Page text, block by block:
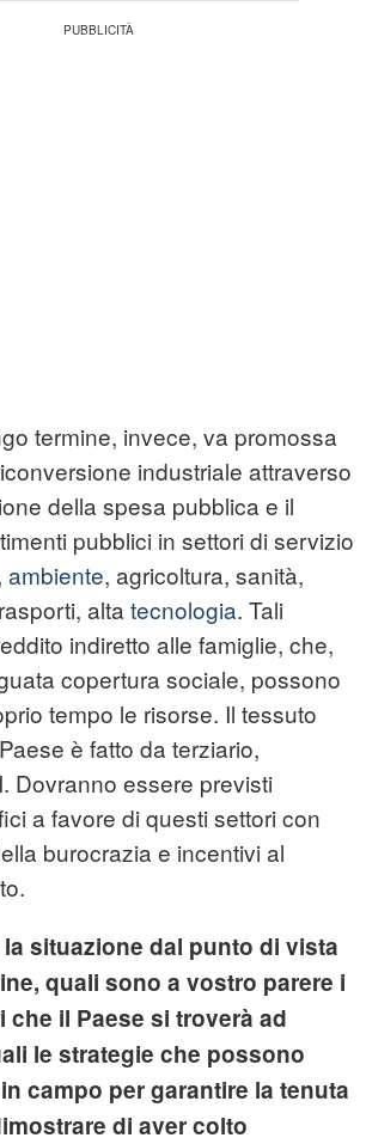
termine, invece, va promossa
industriale attraverso
della spesa pubblica e il
pubblici in settori di servizio
ambiente, agricoltura, sanità,
alta tecnologia. Tali
indiretto alle famiglie, che,
copertura sociale, possono
tempo le risorse. Il tessuto
è fatto da terziario,
Dovranno essere previsti
a favore di questi settori con
burocrazia e incentivi al
situazione dal punto di vista
quali sono a vostro parere i
il Paese si troverà ad
le strategie che possono
campo per garantire la tenuta
di aver colto